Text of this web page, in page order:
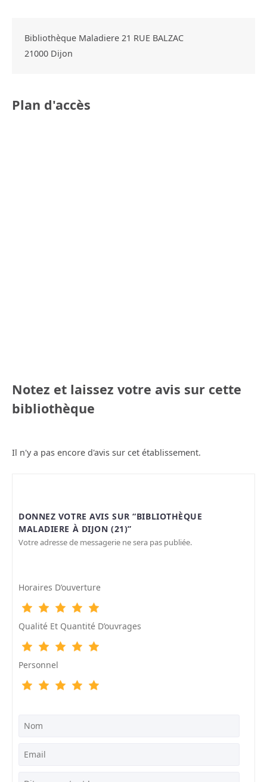
Bibliothèque Maladiere 21 RUE BALZAC
21000 Dijon
Plan d'accès
Notez et laissez votre avis sur cette
bibliothèque
Il n'y a pas encore d'avis sur cet établissement.
DONNEZ VOTRE AVIS SUR “BIBLIOTHÈQUE
MALADIERE À DIJON (21)”
Votre adresse de messagerie ne sera pas publiée.
Horaires D’ouverture
Qualité Et Quantité D’ouvrages
Personnel